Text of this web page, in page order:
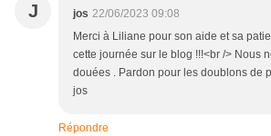
J jos 22/06/2023 09:08
Merci à Liliane pour son aide et sa
cette journée sur le blog !!!<br /> Nous
douées . Pardon pour les doublons de
jos
Répondre